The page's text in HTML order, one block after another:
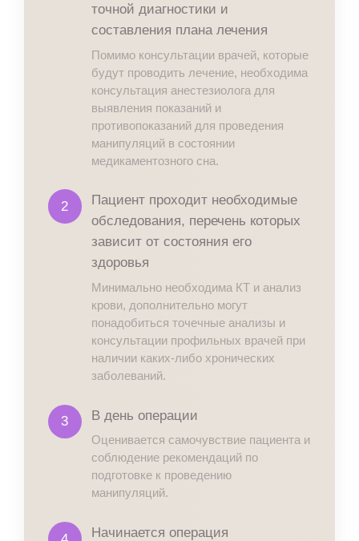
точной диагностики и
составления плана лечения
Помимо консультации врачей, которые
будут проводить лечение, необходима
консультация анестезиолога для
выявления показаний и
противопоказаний для проведения
манипуляций в состоянии
медикаментозного сна.
2
Пациент проходит необходимые
обследования, перечень которых
зависит от состояния его
здоровья
Минимально необходима КТ и анализ
крови, дополнительно могут
понадобиться точечные анализы и
консультации профильных врачей при
наличии каких-либо хронических
заболеваний.
3 В день операции
Оценивается самочувствие пациента и
соблюдение рекомендаций по
подготовке к проведению
манипуляций.
Начинается операция